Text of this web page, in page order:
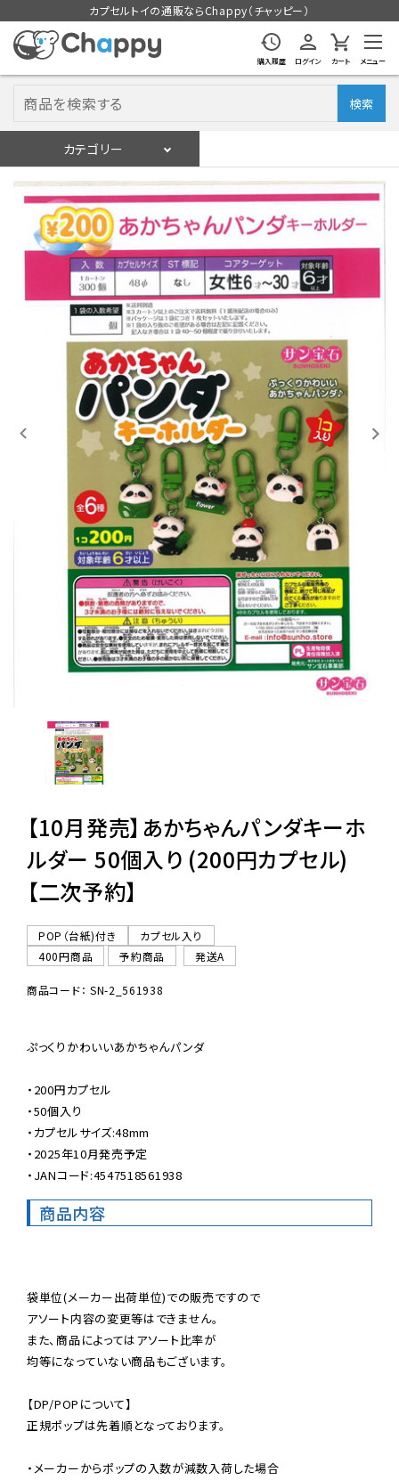
カプセルトイの通販ならChappy（チャッピー）
購入履歴 ログイン カート メニュー
検索
カテゴリー
ログイン 会員登録
入荷スケジュールをチェック
カプセルトイマシン本体
カプセルトイ
販促用空カプセル
レンタル
景品・玩具・文具
販促用カプセルトイ
よくあるご質問
ご利用ガイド
06-6282-7659
【10月発売】あかちゃんパンダキーホ
ルダー 50個入り (200円カプセル)
【二次予約】
POP（台紙)付き
カプセル入り
400円商品
予約商品 発送A
商品コード： SN-2_561938
ぷっくりかわいいあかちゃんパンダ
・200円カプセル
・50個入り
・カプセルサイズ:48mm
・2025年10月発売予定
・JANコード:4547518561938
商品内容
袋単位(メーカー出荷単位)での販売ですので
アソート内容の変更等はできません。
また、商品によってはアソート比率が
均等になっていない商品もございます。
【DP/POPについて】
正規ポップは先着順となっております。
・メーカーからポップの入数が減数入荷した場合